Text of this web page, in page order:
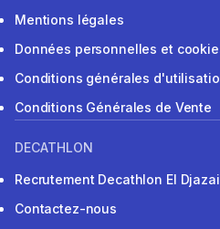
Mentions légales
Données personnelles et
Conditions générales
Conditions Générales de Vente
DECATHLON
Recrutement Decathlon El
Contactez-nous